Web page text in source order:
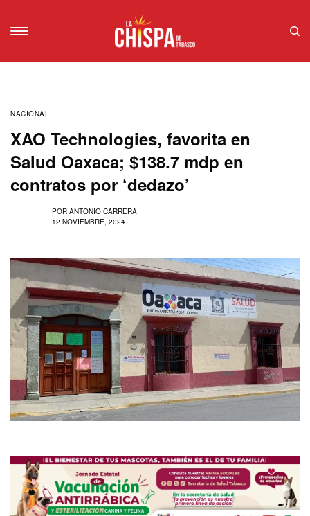
NACIONAL
XAO Technologies, favorita en
Salud Oaxaca; $138.7 mdp en
contratos por ‘dedazo’
POR ANTONIO CARRERA
12 NOVIEMBRE, 2024